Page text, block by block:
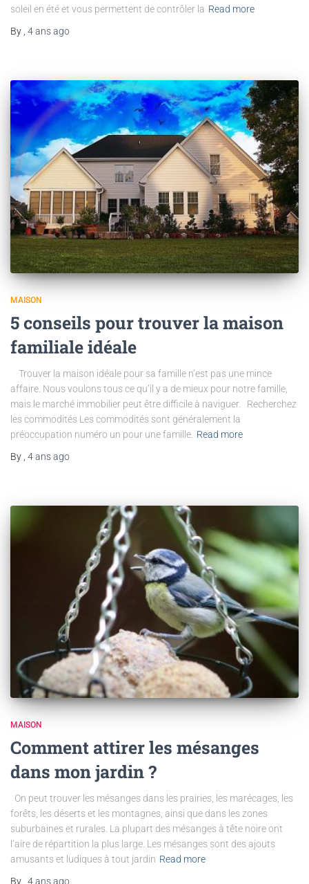
soleil en été et vous permettent de contrôler la Read more
By 4 ansago
MAISON
5 conseils pour trouver la maison
familiale idéale
Trouver la maison idéale pour sa famille n’est pas une mince
affaire. Nous voulons tous ce qu’il y a de mieux pour notre famille,
mais le marché immobilier peut être difficile à naviguer. Recherchez
les commodités Les commodités sont généralement la
préoccupation numéro un pour une famille. Read more
By 4 ansago
MAISON
Comment attirer les mésanges
dans mon jardin ?
On peut trouver les mésanges dans les prairies, les marécages, les
forêts, les déserts et les montagnes, ainsi que dans les zones
suburbaines et rurales. La plupart des mésanges à tête noire ont
l’aire de répartition la plus large. Les mésanges sont des ajouts
amusants et ludiques à tout jardin Read more
By 4 ansago